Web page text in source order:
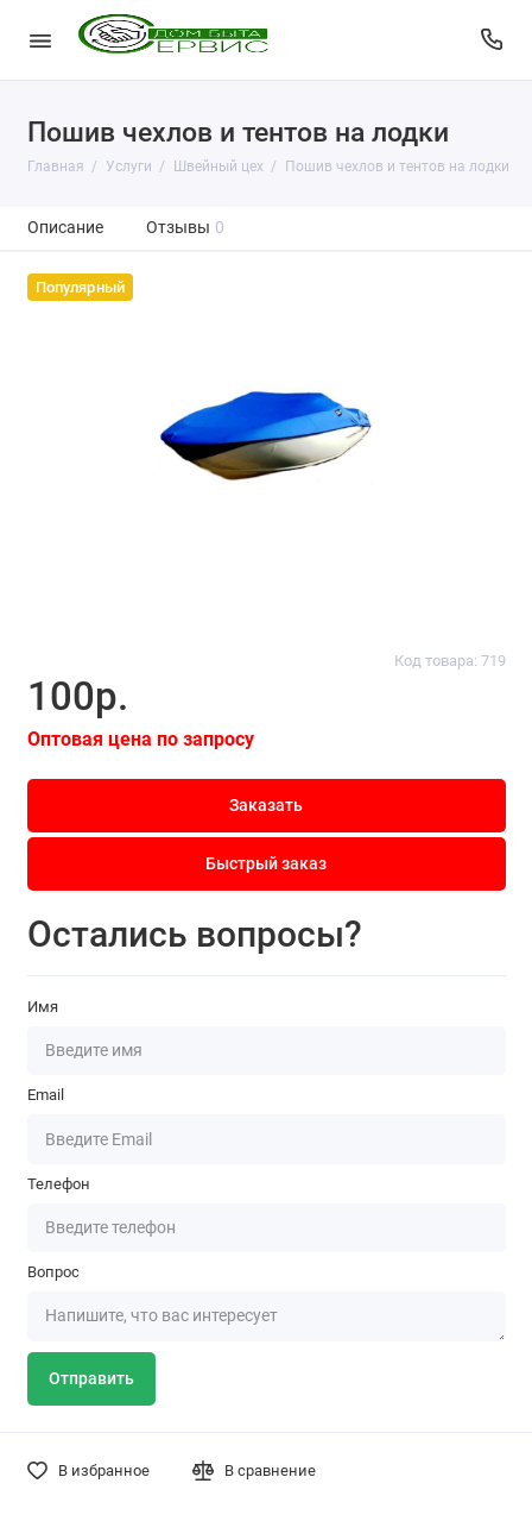
Пошив чехлов и тентов на лодки
Главная Услуги Швейный цех Пошив чехлов и тентов на лодки
Описание Отзывы 0
Популярный
Код товара: 719
100р.
Оптовая цена по запросу
Заказать
Быстрый заказ
Остались вопросы?
Имя
Email
Телефон
Вопрос
Отправить
В избранное В сравнение